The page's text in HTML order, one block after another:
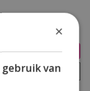
×
gebruik van